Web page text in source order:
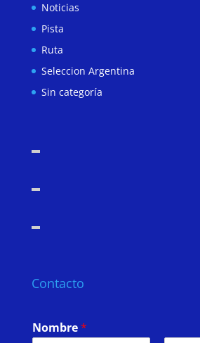
Noticias
Pista
Ruta
Seleccion Argentina
Sin categoría
Contacto
Nombre*